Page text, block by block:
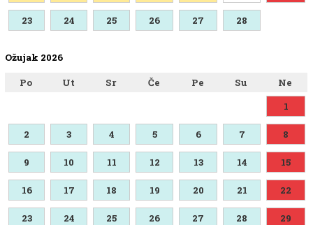
23 24 25 26 27 28
Ožujak 2026
Po Ut Sr Če Pe Su
Ne
1
2 3 4 5 6 7 8
9 10 11 12 13 14 15
16 17 18 19 20 21 22
23 24 25 26 27 28 29